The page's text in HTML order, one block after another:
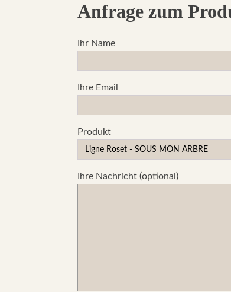
Anfrage zum
Ihr Name
Ihre Email
Produkt
Ihre Nachricht (optional)